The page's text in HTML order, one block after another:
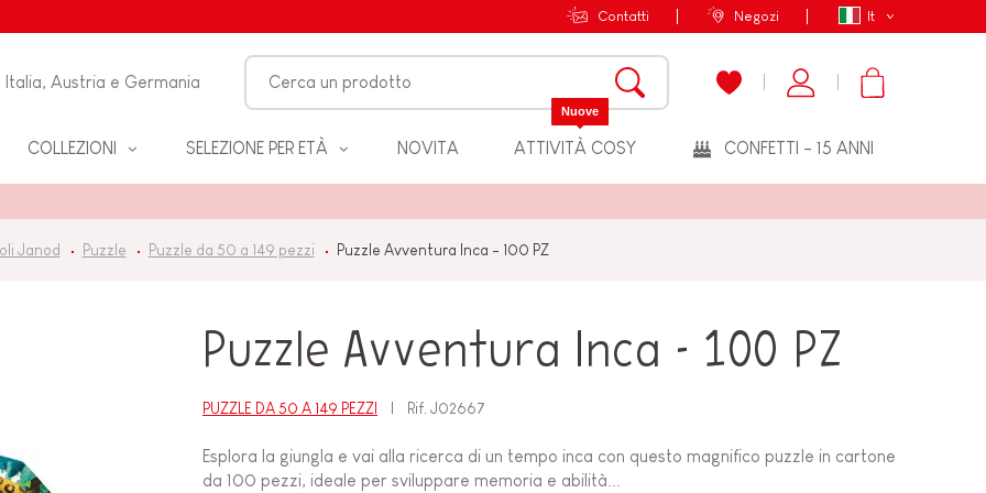
It
Contatti Negozi
Italia, Austria e Germania
COLLEZIONI SELEZIONE PER ETÀ NOVITA ATTIVITÀ COSY
Nuove
CONFETTI - 15 ANNI
Janod Puzzle Puzzle da 50 a 149 pezzi Puzzle Avventura Inca - 100 PZ
Puzzle Avventura Inca - 100 PZ
PUZZLE DA 50 A 149 PEZZI Rif.J02667
Esplora la giungla e vai alla ricerca di un tempo inca con questo magnifico puzzle in cartone
da 100 pezzi, ideale per sviluppare memoria e abilità...